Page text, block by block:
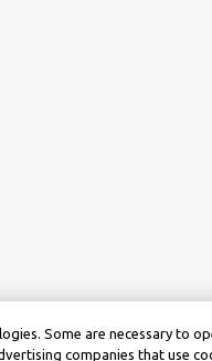
Some are necessary to
companies that use